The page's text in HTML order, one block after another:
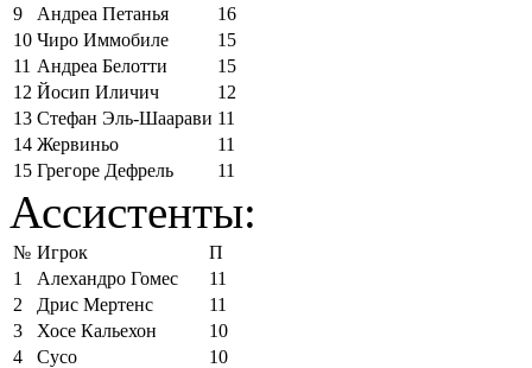
9
Андреа Петанья
16
10 Чиро Иммобиле
15
11 Андреа Белотти
15
12 Йосип Иличич
12
13 Стефан Эль-Шаарави 11
14 Жервиньо
11
15 Грегоре Дефрель 11
Ассистенты:
№ Игрок
П
1
Алехандро Гомес
11
2
Дрис Мертенс
11
3
Хосе Кальехон
10
4
Сусо
10